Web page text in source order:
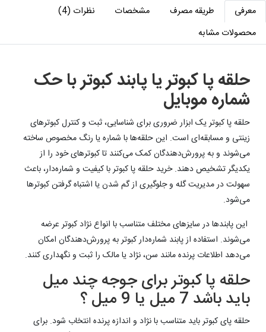
معرفی طریقه مصرف مشخصات
نظرات (4)
محصولات مشابه
حلقه پا کبوتر یا پابند کبوتر با حک
شماره موبایل
حلقه پا کبوتر یک ابزار ضروری برای شناسایی، ثبت و کنترل کبوترهای
زینتی و مسابقه‌ای است. این حلقه‌ها با شماره یا رنگ مخصوص ساخته
می‌شوند و به پرورش‌دهندگان کمک می‌کنند تا کبوترهای خود را از
یکدیگر تشخیص دهند. خرید حلقه پا کبوتر با کیفیت و شماره‌دار، باعث
سهولت در مدیریت گله و جلوگیری از گم شدن یا اشتباه گرفتن کبوترها
می‌شود.
این پابندها در سایزهای مختلف متناسب با انواع نژاد کبوتر عرضه
می‌شوند. استفاده از پابند شماره‌دار کبوتر به پرورش‌دهندگان امکان
می‌دهد اطلاعات پرنده مانند سن، نژاد یا مالک را ثبت و نگهداری کنند.
حلقه پا کبوتر برای جوجه چند میل
باید باشد 7 میل یا 9 میل ؟
حلقه پای کبوتر باید متناسب با نژاد و اندازه پرنده انتخاب شود. برای